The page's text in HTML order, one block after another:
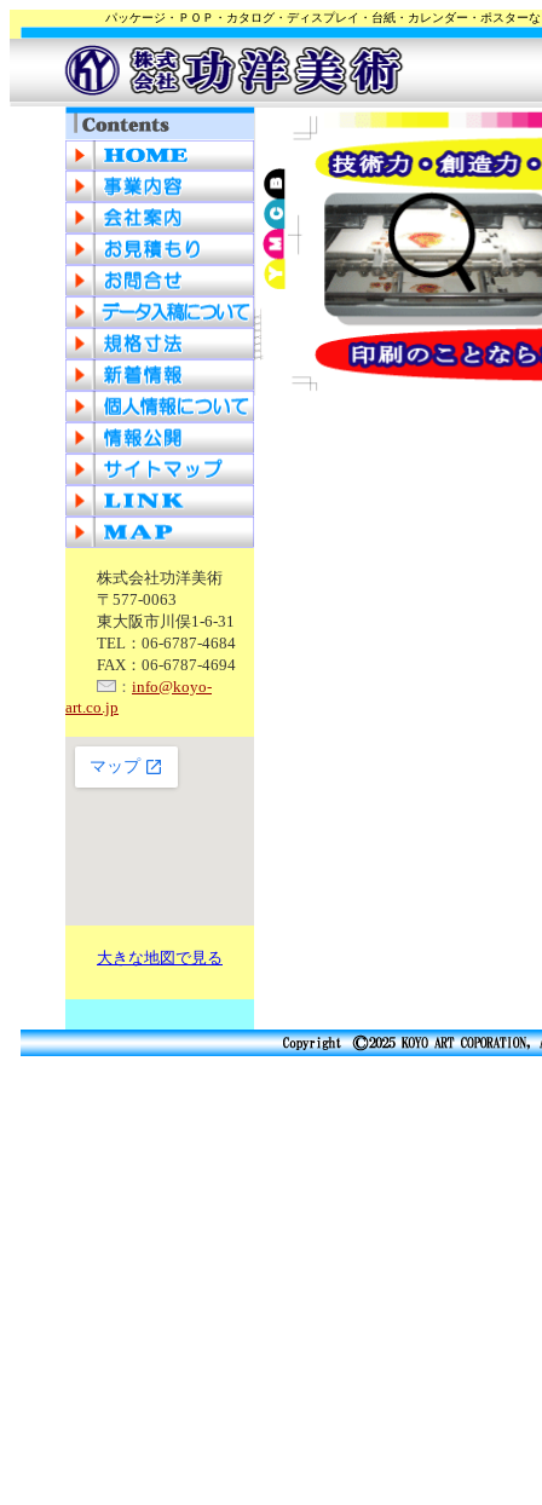
パッケージ・ＰＯＰ・カタログ・ディスプレイ・台紙・カレンダー・ポスター
株式会社功洋美術
〒577-0063
東大阪市川俣1-6-31
TEL：06-6787-4684
FAX：06-6787-4694
： info@koyo-
art.co.jp
大きな地図で見る